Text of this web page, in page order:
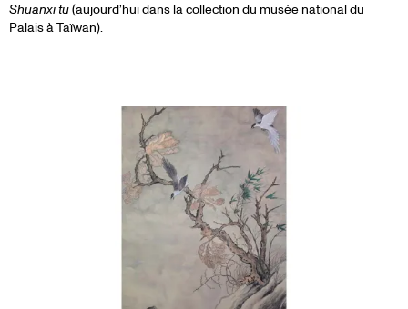
Shuanxi tu(aujourd’hui dans la collection du musée national du
Palais à Taïwan).